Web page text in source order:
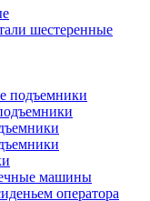
шестеренные
машины